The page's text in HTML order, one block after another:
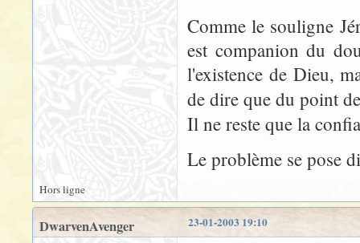
Comme le souligne
est companion du
l'existence de Dieu,
de dire que du point
Il ne reste que la
Le problème se pose
Hors ligne
23-01-2003 19:10
DwarvenAvenger